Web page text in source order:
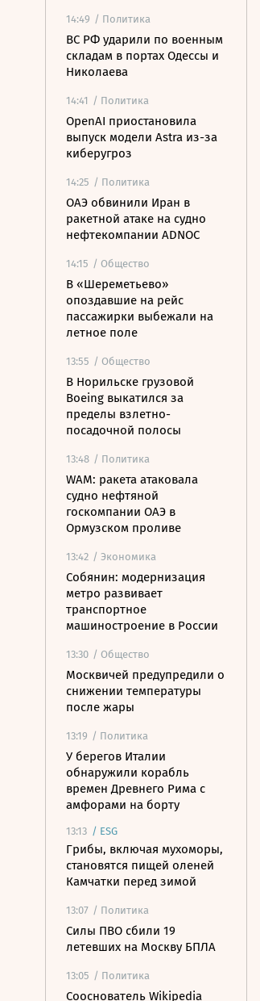
14:49 / Политика
ВС РФ ударили по военным
складам в портах Одессы и
Николаева
14:41 / Политика
OpenAI приостановила
выпуск модели Astra из-за
киберугроз
14:25 / Политика
ОАЭ обвинили Иран в
ракетной атаке на судно
нефтекомпании ADNOC
14:15 / Общество
В «Шереметьево»
опоздавшие на рейс
пассажирки выбежали на
летное поле
13:55 / Общество
В Норильске грузовой
Boeing выкатился за
пределы взлетно-
посадочной полосы
13:48 / Политика
WAM: ракета атаковала
судно нефтяной
госкомпании ОАЭ в
Ормузском проливе
13:42 / Экономика
Собянин: модернизация
метро развивает
транспортное
машиностроение в России
13:30 / Общество
Москвичей предупредили о
снижении температуры
после жары
13:19 / Политика
У берегов Италии
обнаружили корабль
времен Древнего Рима с
амфорами на борту
13:13 / ESG
Грибы, включая мухоморы,
становятся пищей оленей
Камчатки перед зимой
13:07 / Политика
Силы ПВО сбили 19
летевших на Москву БПЛА
13:05 / Политика
Сооснователь Wikipedia